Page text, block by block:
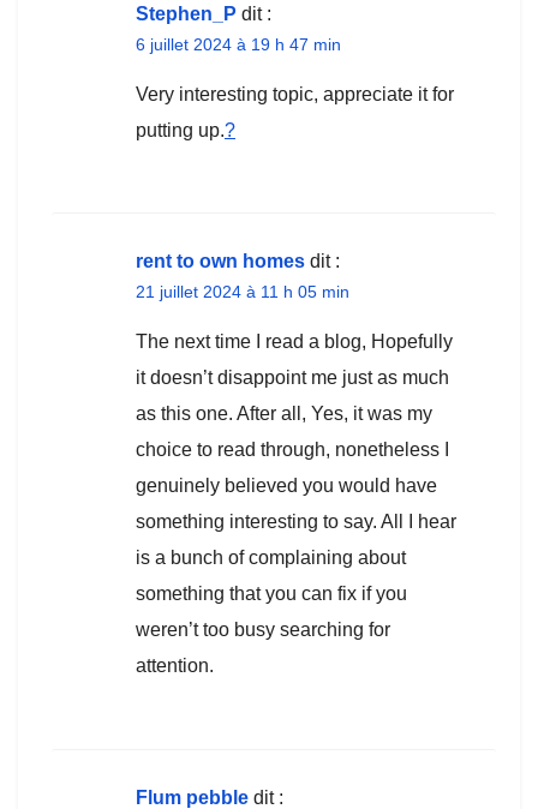
Stephen_P dit :
6 juillet 2024 à 19 h 47 min
Very interesting topic, appreciate it for
putting up.?
rent to own homes dit :
21 juillet 2024 à 11 h 05 min
The next time I read a blog, Hopefully
it doesn’t disappoint me just as much
as this one. After all, Yes, it was my
choice to read through, nonetheless I
genuinely believed you would have
something interesting to say. All I hear
is a bunch of complaining about
something that you can fix if you
weren’t too busy searching for
attention.
Flum pebble dit :